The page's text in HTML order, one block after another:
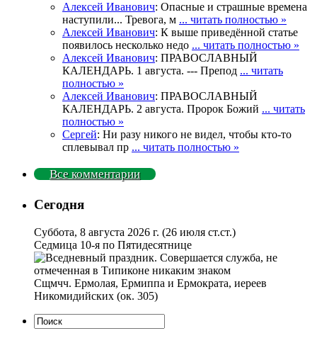
Алексей Иванович: Опасные и страшные времена
наступили... Тревога, м ... читать полностью »
Алексей Иванович: К выше приведённой статье
появилось несколько недо ... читать полностью »
Алексей Иванович: ПРАВОСЛАВНЫЙ
КАЛЕНДАРЬ. 1 августа. --- Препод ... читать
полностью »
Алексей Иванович: ПРАВОСЛАВНЫЙ
КАЛЕНДАРЬ. 2 августа. Пророк Божий ... читать
полностью »
Сергей: Ни разу никого не видел, чтобы кто-то
сплевывал пр ... читать полностью »
Все комментарии
Сегодня
Суббота, 8 августа 2026 г. (26 июля ст.ст.)
Седмица 10-я по Пятидесятнице
Сщмчч. Ермолая, Ермиппа и Ермократа, иереев
Никомидийских (ок. 305)